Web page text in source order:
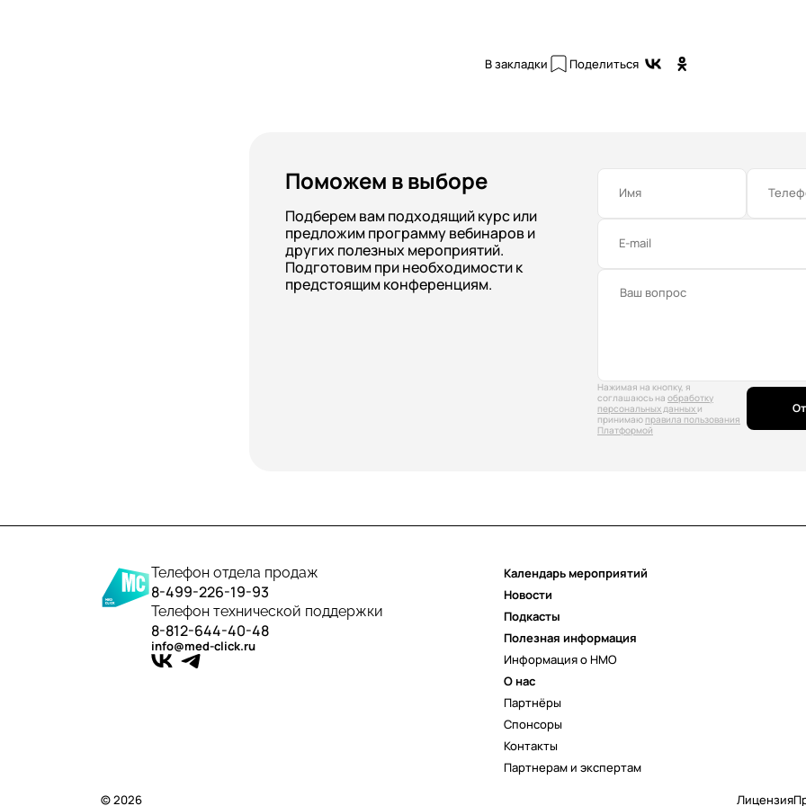
В закладки Поделиться
Поможем в выборе
Подберем вам подходящий курс или
предложим программу вебинаров и
других полезных мероприятий.
Подготовим при необходимости к
предстоящим конференциям.
Имя
E-mail
Нажимая на кнопку, я
соглашаюсь на обработку
персональных данных и
принимаю правила пользования
Платформой
Телефон отдела продаж
8-499-226-19-93
Телефон технической поддержки
8-812-644-40-48
info@med-click.ru
Календарь мероприятий
Новости
Подкасты
Полезная информация
Информация о НМО
О нас
Партнёры
Спонсоры
Контакты
Партнерам и экспертам
© 2026
Лицензия